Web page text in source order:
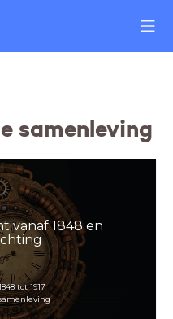
samenleving
vanaf 1848 en
tot 1917